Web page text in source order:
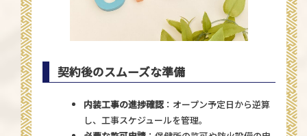
契約後のスムーズな準備
内装工事の進捗確認：オープン予定日から逆算
し、工事スケジュールを管理。